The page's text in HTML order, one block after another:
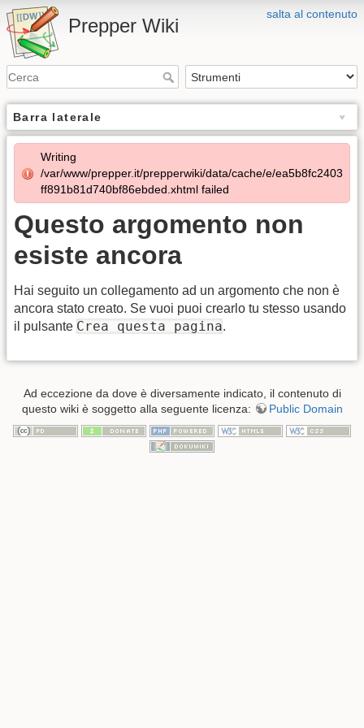
salta al contenuto
Prepper Wiki
Barra laterale
Writing
/var/www/prepper.it/prepperwiki/data/cache/e/ea5b8fc2403
ff891b81d740bf86ebded.xhtml failed
Questo argomento non
esiste ancora
Hai seguito un collegamento ad un argomento che non è
ancora stato creato. Se vuoi puoi crearlo tu stesso usando
il pulsante Crea questa pagina.
Ad eccezione da dove è diversamente indicato, il contenuto di
questo wiki è soggetto alla seguente licenza:
Public Domain